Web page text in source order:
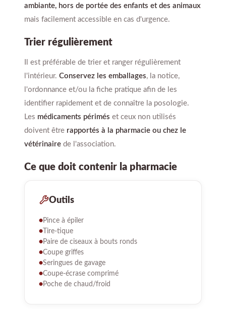
ambiante, hors de portée des enfants et des animaux
mais facilement accessible en cas d'urgence.
Trier régulièrement
Il est préférable de trier et ranger régulièrement
l'intérieur. Conservez les emballages, la notice,
l'ordonnance et/ou la fiche pratique afin de les
identifier rapidement et de connaître la posologie.
Les médicaments périmés et ceux non utilisés
doivent être rapportés à la pharmacie ou chez le
vétérinaire de l'association.
Ce que doit contenir la pharmacie
Outils
Pince à épiler
Tire-tique
Paire de ciseaux à bouts ronds
Coupe griffes
Seringues de gavage
Coupe-écrase comprimé
Poche de chaud/froid